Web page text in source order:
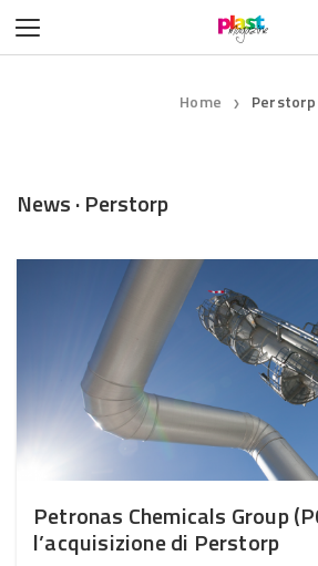
Home ❯ Perstorp
News · Perstorp
Petronas Chemicals Group
l’acquisizione di Perstorp